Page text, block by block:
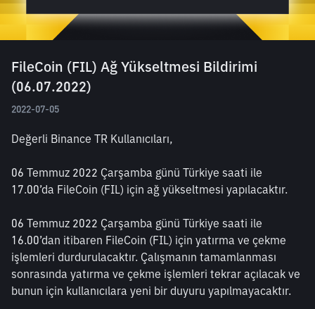
FileCoin (FIL) Ağ Yükseltmesi Bildirimi
(06.07.2022)
2022-07-05
Değerli Binance TR Kullanıcıları,
06 Temmuz 2022 Çarşamba günü Türkiye saati ile
17.00’da FileCoin (FIL) için ağ yükseltmesi yapılacaktır.
06 Temmuz 2022 Çarşamba günü Türkiye saati ile
16.00’dan itibaren FileCoin (FIL) için yatırma ve çekme
işlemleri durdurulacaktır. Çalışmanın tamamlanması
sonrasında yatırma ve çekme işlemleri tekrar açılacak ve
bunun için kullanıcılara yeni bir duyuru yapılmayacaktır.